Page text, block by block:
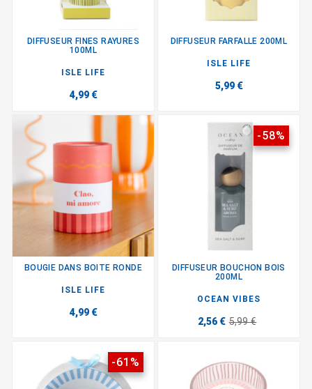
DIFFUSEUR FINES RAYURES
100ML
ISLE LIFE
4,99 €
DIFFUSEUR FARFALLE 200ML
ISLE LIFE
5,99 €
BOUGIE DANS BOITE RONDE
ISLE LIFE
4,99 €
-58%
DIFFUSEUR BOUCHON BOIS
200ML
OCEAN VIBES
2,56 € 5,99 €
-61%